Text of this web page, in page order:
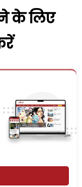
के लिए